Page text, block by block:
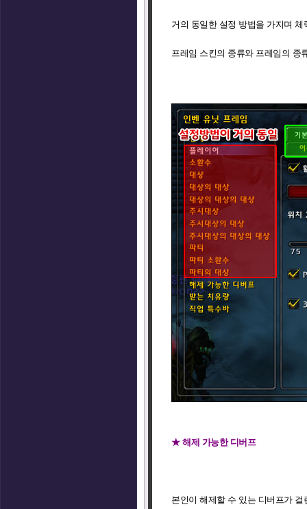
거의 동일한 설정 방법을 가지며
프레임 스킨의 종류와 프레임의 종
★ 해제 가능한 디버프
본인이 해제할 수 있는 디버프가